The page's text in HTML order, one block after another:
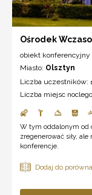
Ośrodek
obiekt konferencyjny
Miasto: Olsztyn
Liczba uczestników:
Liczba miejsc
W tym oddalonym od
zregenerować siły,
konferencje.